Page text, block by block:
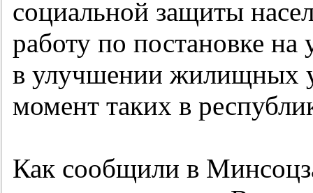
социальной защиты
работу по постановке
в улучшении жилищных
момент таких в
Как сообщили в